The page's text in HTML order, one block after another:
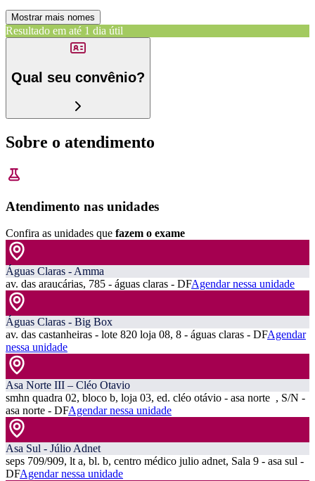
Mostrar mais nomes
Resultado em até 1 dia útil
Qual seu convênio?
Sobre o atendimento
Atendimento nas unidades
Confira as unidades que fazem o exame
Águas Claras - Amma
av. das araucárias, 785 - águas claras - DFAgendar nessa unidade
Águas Claras - Big Box
av. das castanheiras - lote 820 loja 08, 8 - águas claras - DFAgendar
nessa unidade
Asa Norte III – Cléo Otavio
smhn quadra 02, bloco b, loja 03, ed. cléo otávio - asa norte , S/N -
asa norte - DFAgendar nessa unidade
Asa Sul - Júlio Adnet
seps 709/909, lt a, bl. b, centro médico julio adnet, Sala 9 - asa sul -
DFAgendar nessa unidade